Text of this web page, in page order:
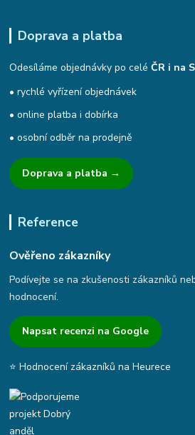
Doprava a platba
Odesíláme objednávky po celéČR i na
• rychlé vyřízení objednávek
• online platba i dobírka
• osobní odběr na prodejně
Doprava a platba →
Reference
Ověřeno zákazníky
Podívejte se na zkušenosti zákazníků
hodnocení.
Napsat recenzi na Google
⭐ Hodnocení zákazníků na Heurece